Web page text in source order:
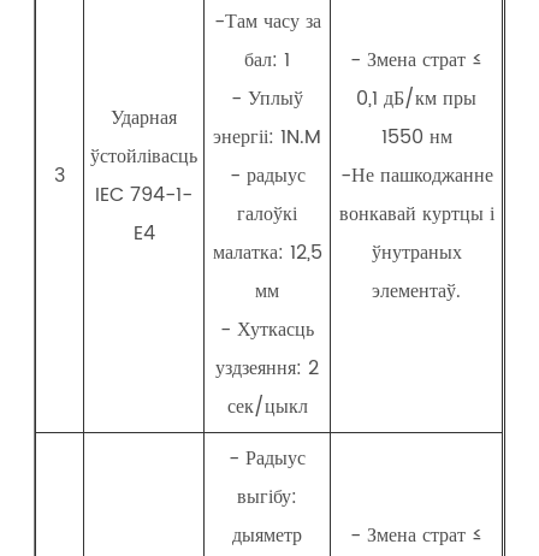
3
Ударная
ўстойлівасць
IEC 794-1-
E4
-Там часу за
бал: 1
- Уплыў
энергіі: 1N.M
- радыус
галоўкі
малатка: 12,5
мм
- Хуткасць
уздзеяння: 2
сек/цыкл
- Змена страт ≤
0,1 дБ/км пры
1550 нм
-Не пашкоджанне
вонкавай куртцы і
ўнутраных
элементаў.
- Радыус
выгібу:
дыяметр
- Змена страт ≤